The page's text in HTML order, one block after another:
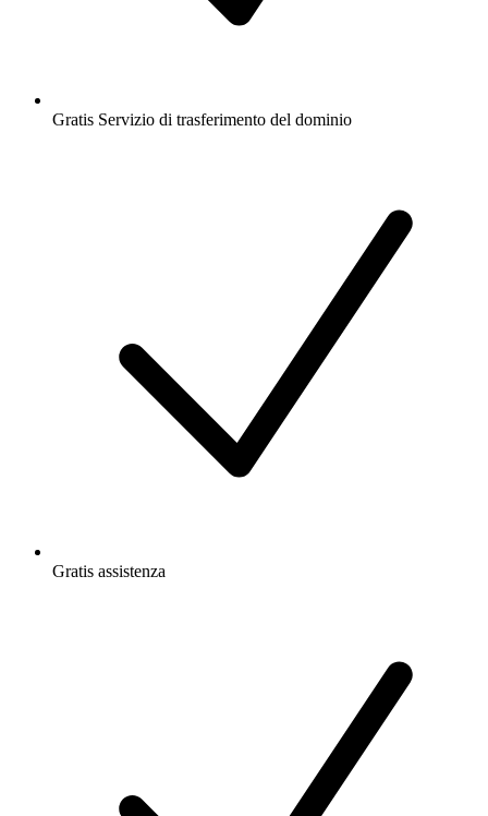
Gratis Servizio di trasferimento del dominio
Gratis assistenza